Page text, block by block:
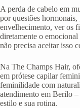
A perda de cabelo em
por questões hormonais,
envelhecimento, ver os
diretamente o
não precisa aceitar isso
Na The Champs Hair,
em prótese capilar
feminilidade com
atendimento em Berilo –
estilo e sua rotina.